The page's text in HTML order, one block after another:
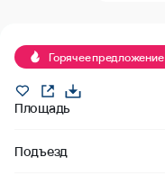
Горячее предложение
Площадь
Подъезд